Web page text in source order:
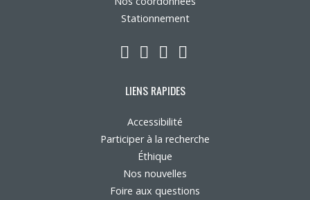
Stationnement
LinkedIn
YouTube
Twitter
LIENS RAPIDES
Accessibilité
Participer à la recherche
Éthique
Nos nouvelles
Foire aux questions